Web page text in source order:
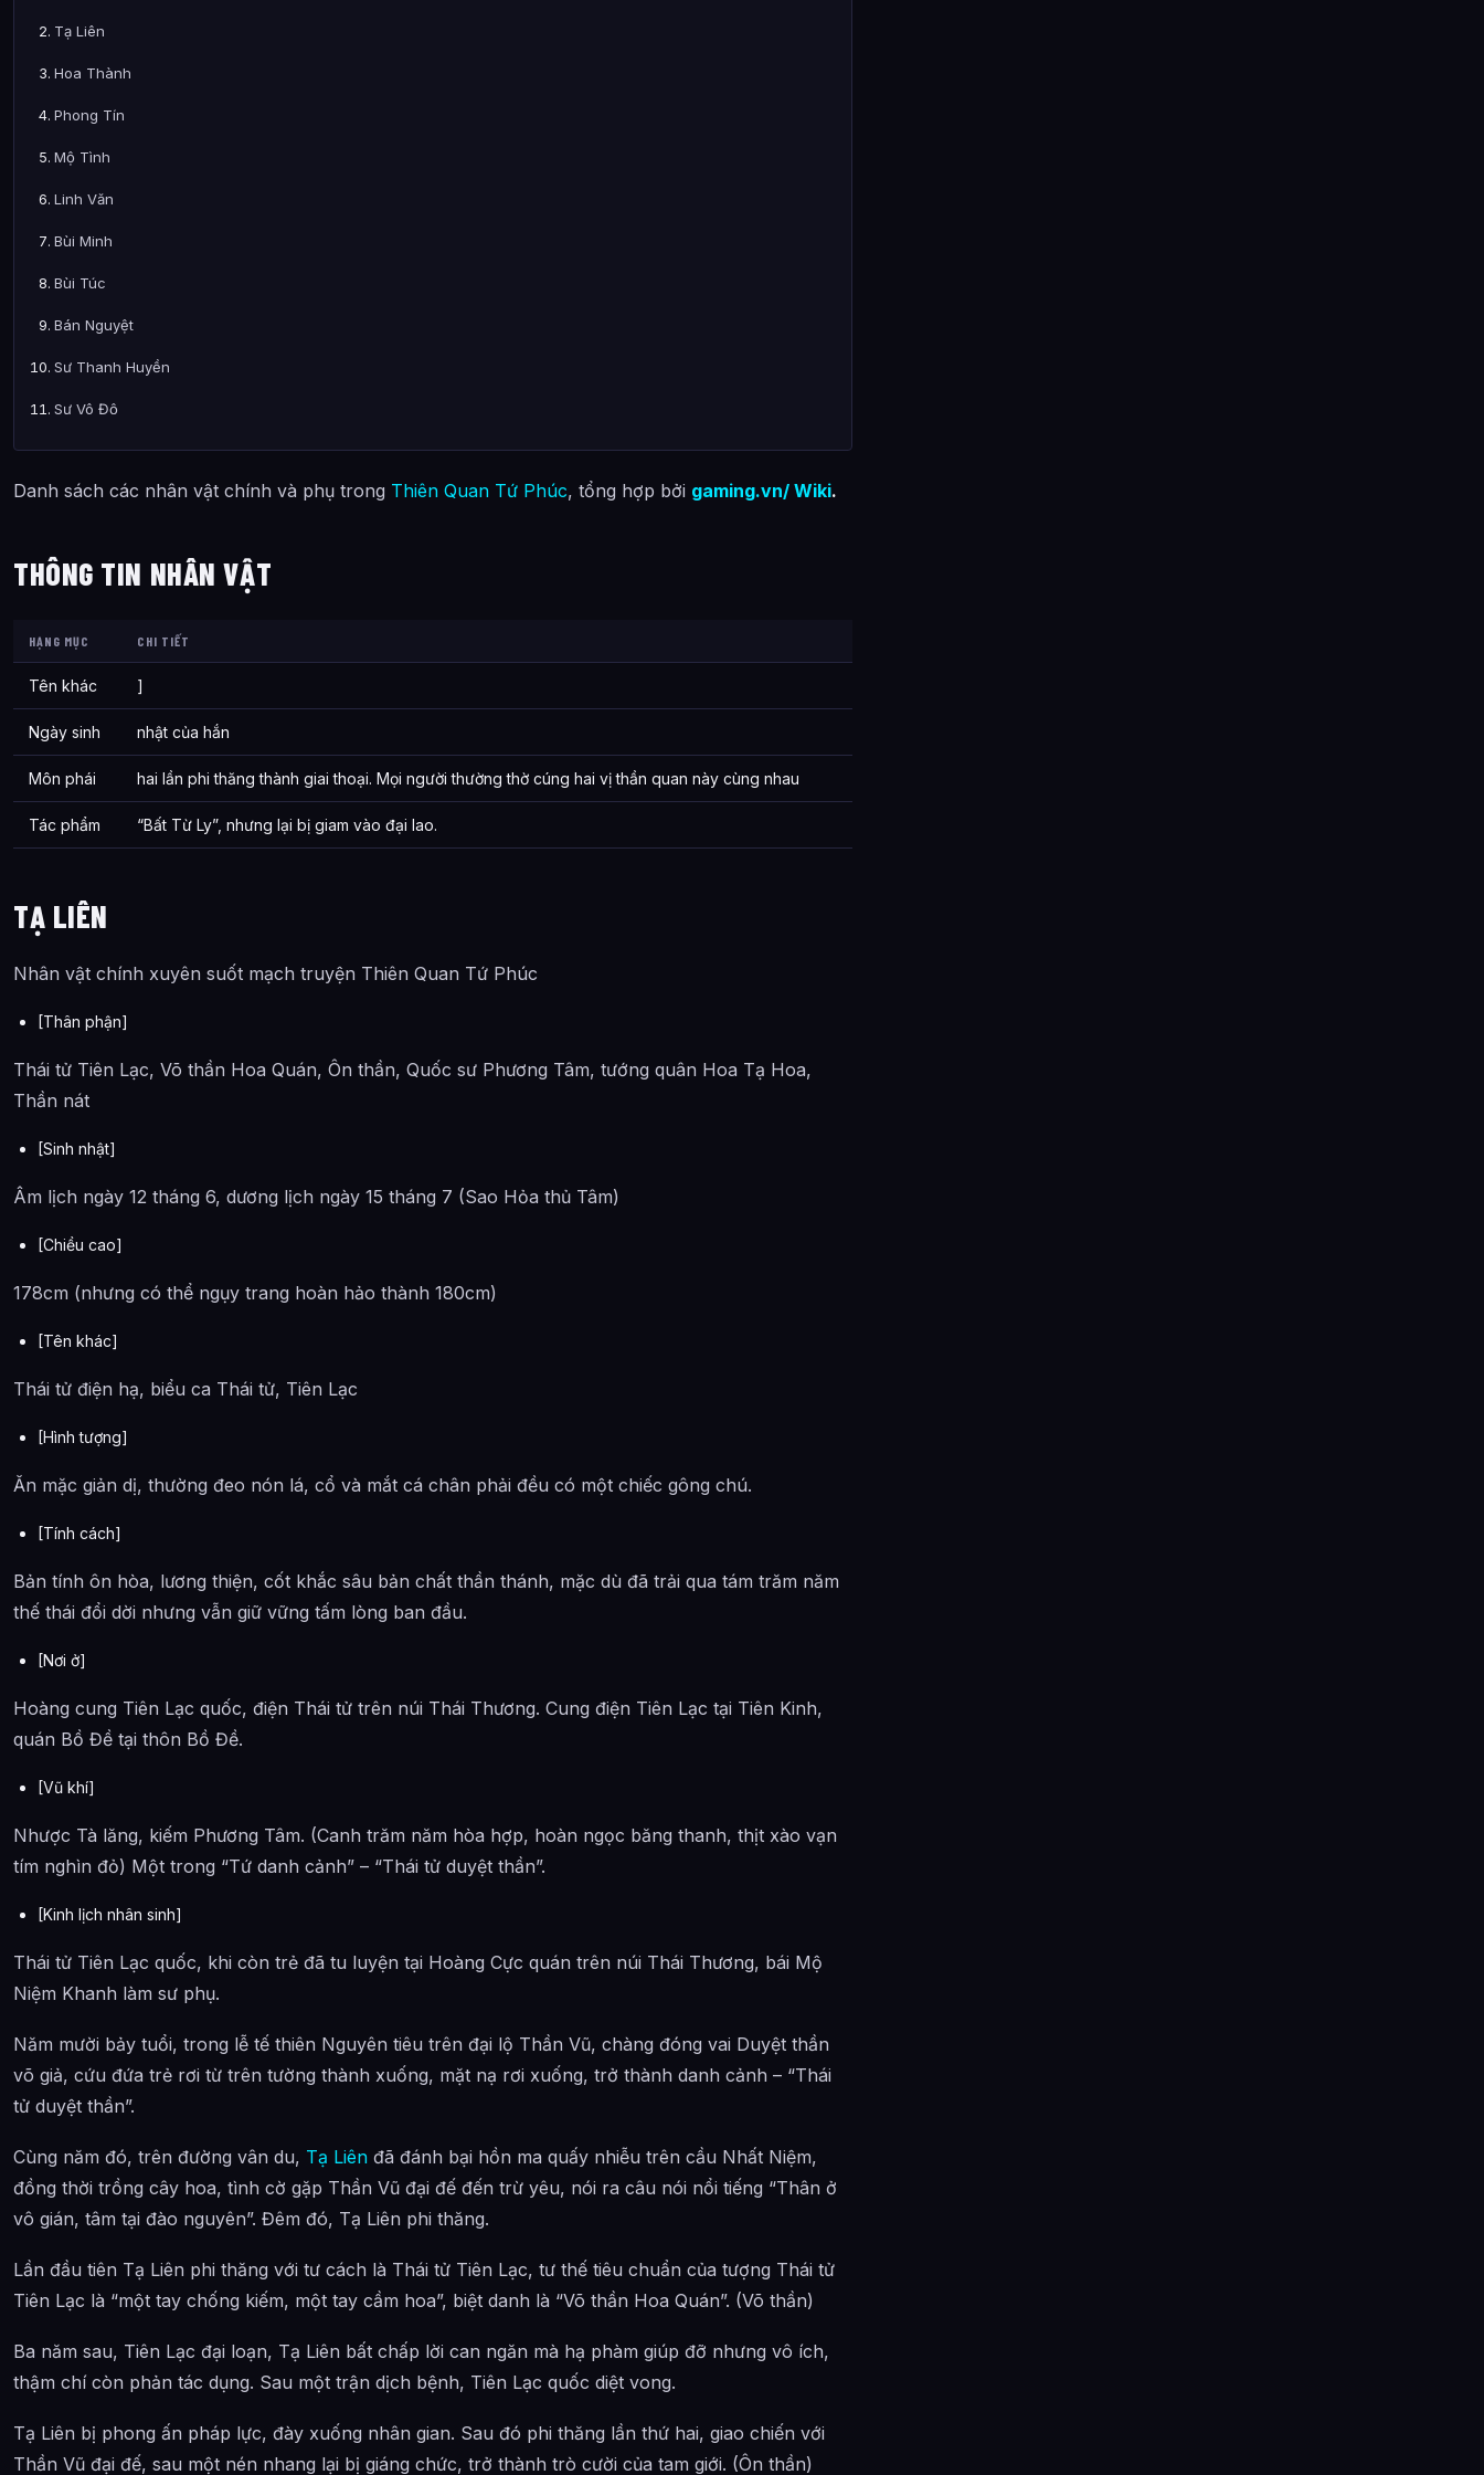
Tạ Liên
Hoa Thành
Phong Tín
Mộ Tình
Linh Văn
Bùi Minh
Bùi Túc
Bán Nguyệt
Sư Thanh Huyền
Sư Vô Độ
Minh Nghi
Hạ Huyền
Bạch Vô Tướng
Mai Niệm Khanh
Quyền Nhất Chân
Dẫn Ngọc
Tuyên Cơ
Hắc Ngưu
Khắc Ma
Lang Anh
Dung Quảng
Bài Viết Liên Quan
Câu Hỏi Thường Gặp
Thông tin về Danh sách các nhân vật trong Thiên Quan Tứ Phúc được tổng hợp từ đâu?
Danh sách các nhân vật chính và phụ trong Thiên Quan Tứ Phúc, tổng hợp bởi gaming.vn/ Wiki.
THÔNG TIN NHÂN VẬT
HẠNG MỤC CHI TIẾT
Tên khác ]
Ngày sinh nhật của hắn
Môn phái hai lần phi thăng thành giai thoại. Mọi người thường thờ cúng hai vị thần quan này cùng nhau
Tác phẩm “Bất Từ Ly”, nhưng lại bị giam vào đại lao.
TẠ LIÊN
Nhân vật chính xuyên suốt mạch truyện Thiên Quan Tứ Phúc
[Thân phận]
Thái tử Tiên Lạc, Võ thần Hoa Quán, Ôn thần, Quốc sư Phương Tâm, tướng quân Hoa Tạ Hoa,
Thần nát
[Sinh nhật]
Âm lịch ngày 12 tháng 6, dương lịch ngày 15 tháng 7 (Sao Hỏa thủ Tâm)
[Chiều cao]
178cm (nhưng có thể ngụy trang hoàn hảo thành 180cm)
[Tên khác]
Thái tử điện hạ, biểu ca Thái tử, Tiên Lạc
[Hình tượng]
Ăn mặc giản dị, thường đeo nón lá, cổ và mắt cá chân phải đều có một chiếc gông chú.
[Tính cách]
Bản tính ôn hòa, lương thiện, cốt khắc sâu bản chất thần thánh, mặc dù đã trải qua tám trăm năm
thế thái đổi dời nhưng vẫn giữ vững tấm lòng ban đầu.
[Nơi ở]
Hoàng cung Tiên Lạc quốc, điện Thái tử trên núi Thái Thương. Cung điện Tiên Lạc tại Tiên Kinh,
quán Bồ Đề tại thôn Bồ Đề.
[Vũ khí]
Nhược Tà lăng, kiếm Phương Tâm. (Canh trăm năm hòa hợp, hoàn ngọc băng thanh, thịt xào vạn
tím nghìn đỏ) Một trong “Tứ danh cảnh” – “Thái tử duyệt thần”.
[Kinh lịch nhân sinh]
Thái tử Tiên Lạc quốc, khi còn trẻ đã tu luyện tại Hoàng Cực quán trên núi Thái Thương, bái Mộ
Niệm Khanh làm sư phụ.
Năm mười bảy tuổi, trong lễ tế thiên Nguyên tiêu trên đại lộ Thần Vũ, chàng đóng vai Duyệt thần
võ giả, cứu đứa trẻ rơi từ trên tường thành xuống, mặt nạ rơi xuống, trở thành danh cảnh – “Thái
tử duyệt thần”.
Cùng năm đó, trên đường vân du, Tạ Liên đã đánh bại hồn ma quấy nhiễu trên cầu Nhất Niệm,
đồng thời trồng cây hoa, tình cờ gặp Thần Vũ đại đế đến trừ yêu, nói ra câu nói nổi tiếng “Thân ở
vô gián, tâm tại đào nguyên”. Đêm đó, Tạ Liên phi thăng.
Lần đầu tiên Tạ Liên phi thăng với tư cách là Thái tử Tiên Lạc, tư thế tiêu chuẩn của tượng Thái tử
Tiên Lạc là “một tay chống kiếm, một tay cầm hoa”, biệt danh là “Võ thần Hoa Quán”. (Võ thần)
Ba năm sau, Tiên Lạc đại loạn, Tạ Liên bất chấp lời can ngăn mà hạ phàm giúp đỡ nhưng vô ích,
thậm chí còn phản tác dụng. Sau một trận dịch bệnh, Tiên Lạc quốc diệt vong.
Tạ Liên bị phong ấn pháp lực, đày xuống nhân gian. Sau đó phi thăng lần thứ hai, giao chiến với
Thần Vũ đại đế, sau một nén nhang lại bị giáng chức, trở thành trò cười của tam giới. (Ôn thần)